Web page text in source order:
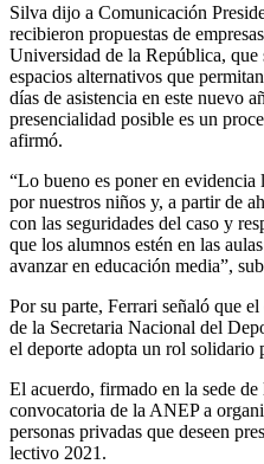
Silva dijo a Comunicación
recibieron propuestas de
Universidad de la República,
espacios alternativos que
días de asistencia en este nuevo
presencialidad posible es un
afirmó.
“Lo bueno es poner en evidencia
por nuestros niños y, a partir de
con las seguridades del caso y
que los alumnos estén en las
avanzar en educación media”,
Por su parte, Ferrari señaló que
de la Secretaria Nacional del
el deporte adopta un rol solidario
El acuerdo, firmado en la sede
convocatoria de la ANEP a
personas privadas que deseen
lectivo 2021.